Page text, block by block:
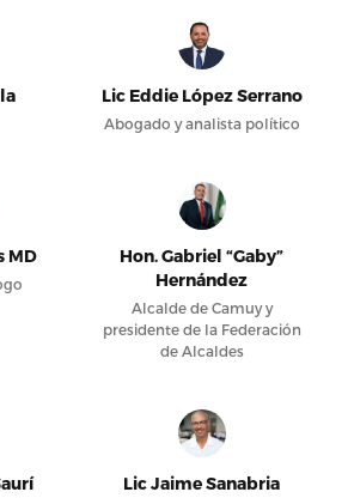
Lic Eddie López Serrano
Abogado y analista político
MD
Hon. Gabriel “Gaby”
Hernández
Alcalde de Camuy y
presidente de la Federación
de Alcaldes
Lic Jaime Sanabria